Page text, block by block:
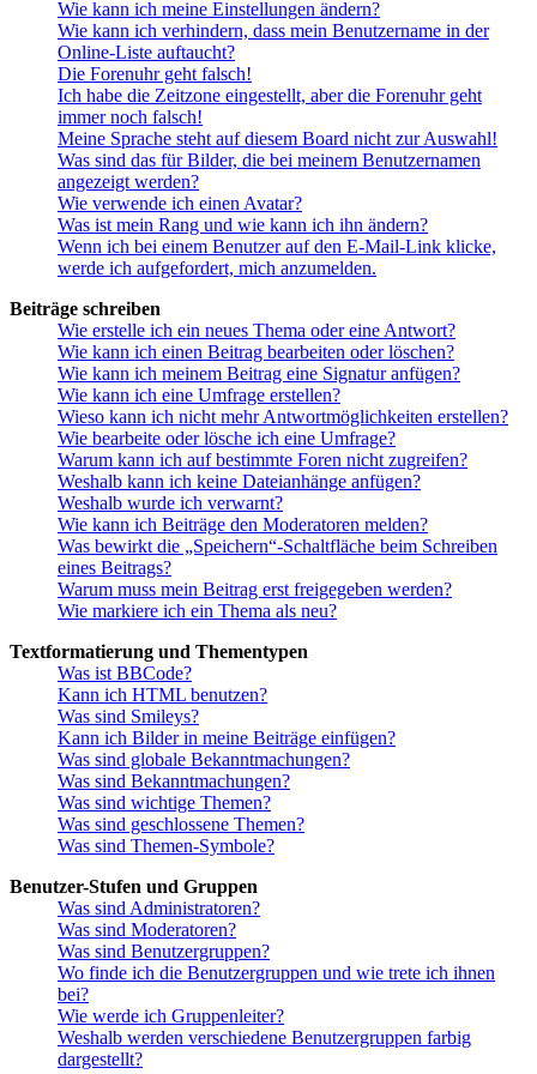
Wie kann ich meine Einstellungen ändern?
Wie kann ich verhindern, dass mein Benutzername in der
Online-Liste auftaucht?
Die Forenuhr geht falsch!
Ich habe die Zeitzone eingestellt, aber die Forenuhr geht
immer noch falsch!
Meine Sprache steht auf diesem Board nicht zur Auswahl!
Was sind das für Bilder, die bei meinem Benutzernamen
angezeigt werden?
Wie verwende ich einen Avatar?
Was ist mein Rang und wie kann ich ihn ändern?
Wenn ich bei einem Benutzer auf den E-Mail-Link klicke,
werde ich aufgefordert, mich anzumelden.
Beiträge schreiben
Wie erstelle ich ein neues Thema oder eine Antwort?
Wie kann ich einen Beitrag bearbeiten oder löschen?
Wie kann ich meinem Beitrag eine Signatur anfügen?
Wie kann ich eine Umfrage erstellen?
Wieso kann ich nicht mehr Antwortmöglichkeiten erstellen?
Wie bearbeite oder lösche ich eine Umfrage?
Warum kann ich auf bestimmte Foren nicht zugreifen?
Weshalb kann ich keine Dateianhänge anfügen?
Weshalb wurde ich verwarnt?
Wie kann ich Beiträge den Moderatoren melden?
Was bewirkt die „Speichern“-Schaltfläche beim Schreiben
eines Beitrags?
Warum muss mein Beitrag erst freigegeben werden?
Wie markiere ich ein Thema als neu?
Textformatierung und Thementypen
Was ist BBCode?
Kann ich HTML benutzen?
Was sind Smileys?
Kann ich Bilder in meine Beiträge einfügen?
Was sind globale Bekanntmachungen?
Was sind Bekanntmachungen?
Was sind wichtige Themen?
Was sind geschlossene Themen?
Was sind Themen-Symbole?
Benutzer-Stufen und Gruppen
Was sind Administratoren?
Was sind Moderatoren?
Was sind Benutzergruppen?
Wo finde ich die Benutzergruppen und wie trete ich ihnen
bei?
Wie werde ich Gruppenleiter?
Weshalb werden verschiedene Benutzergruppen farbig
dargestellt?